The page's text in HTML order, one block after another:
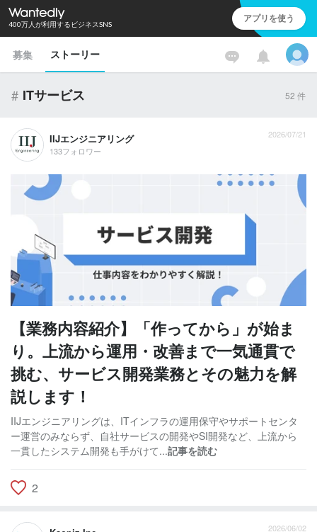
400万人が利用するビジネスSNS アプリを使う
募集 ストーリー
# ITサービス 52 件
IIJエンジニアリング
133フォロワー
2026/07/21
【業務内容紹介】「作ってから」が始ま
り。上流から運用・改善まで一気通貫で
挑む、サービス開発業務とその魅力を解
説します！
IIJエンジニアリングは、ITインフラの運用保守やサポートセンタ
ー運営のみならず、自社サービスの開発やSI開発など、上流から
一貫したシステム開発も手がけて...記事を読む
2
2026/06/02